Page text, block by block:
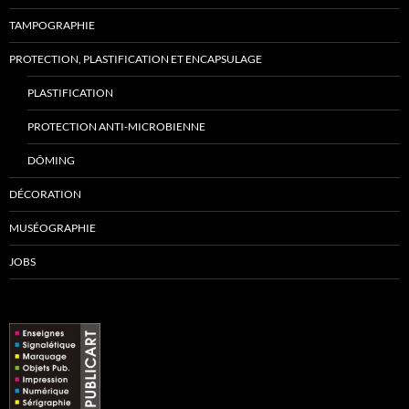
TAMPOGRAPHIE
PROTECTION, PLASTIFICATION ET ENCAPSULAGE
PLASTIFICATION
PROTECTION ANTI-MICROBIENNE
DÔMING
DÉCORATION
MUSÉOGRAPHIE
JOBS